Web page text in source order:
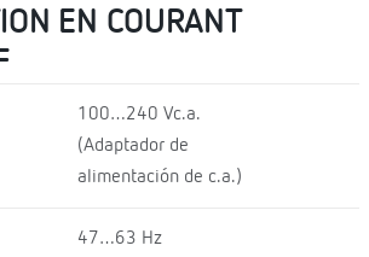
EN COURANT
100…240 Vc.a.
(Adaptador de
alimentación de c.a.)
47…63 Hz